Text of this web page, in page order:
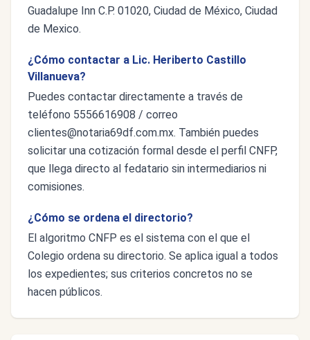
Guadalupe Inn C.P. 01020, Ciudad de México, Ciudad
de Mexico.
¿Cómo contactar a Lic. Heriberto Castillo
Villanueva?
Puedes contactar directamente a través de
teléfono 5556616908 / correo
clientes@notaria69df.com.mx. También puedes
solicitar una cotización formal desde el perfil CNFP,
que llega directo al fedatario sin intermediarios ni
comisiones.
¿Cómo se ordena el directorio?
El algoritmo CNFP es el sistema con el que el
Colegio ordena su directorio. Se aplica igual a todos
los expedientes; sus criterios concretos no se
hacen públicos.